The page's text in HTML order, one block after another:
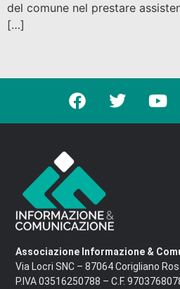
del comune nel prestare
[…]
Associazione Informazione &
Via Locri SNC – 87064 Corigliano
P.IVA 03516250788 – C.F.